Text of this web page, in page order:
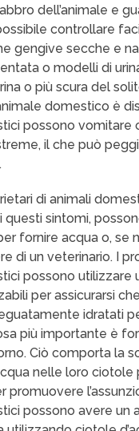
dell’animale e
controllare
gengive secche e
o modelli di
o più scura del
domestico è
possono vomitare
il che può
di animali
questi sintomi,
fornire acqua o, se
di un veterinario. I
possono utilizzare
per assicurarsi
idratati
più importante è
Ciò comporta la
nelle loro ciotole
promuovere
possono avere un